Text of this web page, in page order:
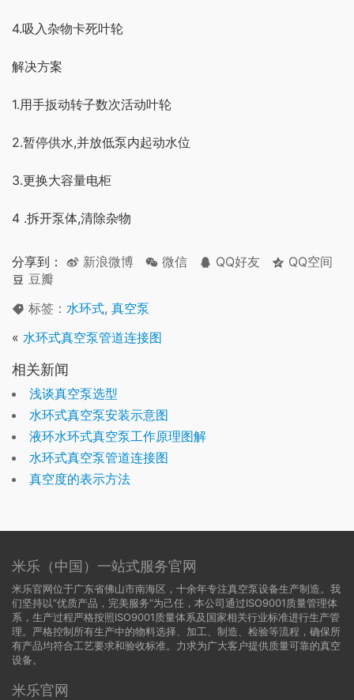
4.吸入杂物卡死叶轮
解决方案
1.用手扳动转子数次活动叶轮
2.暂停供水,并放低泵内起动水位
3.更换大容量电柜
4 .拆开泵体,清除杂物
分享到： 新浪微博 微信 QQ好友
QQ空间
豆瓣
标签： 水环式, 真空泵
« 水环式真空泵管道连接图
相关新闻
浅谈真空泵选型
水环式真空泵安装示意图
液环水环式真空泵工作原理图解
水环式真空泵管道连接图
真空度的表示方法
米乐（中国）一站式服务官网
米乐官网位于广东省佛山市南海区，十余年专注真空泵设备生产制造。我
们坚持以“优质产品，完美服务”为己任，本公司通过ISO9001质量管理体
系，生产过程严格按照ISO9001质量体系及国家相关行业标准进行生产管
理。严格控制所有生产中的物料选择、加工、制造、检验等流程，确保所
有产品均符合工艺要求和验收标准。力求为广大客户提供质量可靠的真空
设备。
米乐官网